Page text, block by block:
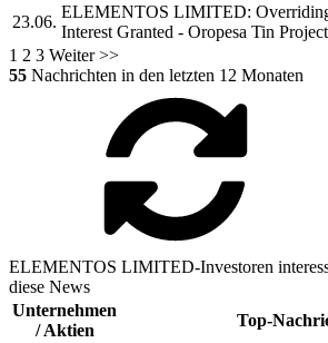
23.06.
ELEMENTOS LIMITED:
Interest Granted - Oropesa Tin Project
1 2 3 Weiter >>
55 Nachrichten in den letzten 12 Monaten
ELEMENTOS LIMITED-Investoren
diese News
Unternehmen
/ Aktien
Top-